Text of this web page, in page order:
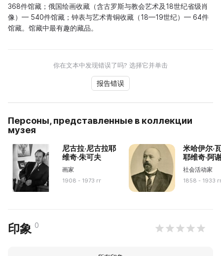
368件馆藏；俄国绘画收藏（含古罗斯与教会艺术及18世纪省级肖
像）— 540件馆藏；钟表与艺术青铜收藏（18—19世纪）— 64件
馆藏。馆藏中最有趣的藏品。
你在文本中发现错误了吗? 选择它并单击
报告错误
Персоны, представленные в коллекции
музея
尼古拉·尼古拉耶
维奇·朱可夫
画家
1908 - 1973 гг
米哈伊尔·
耶维奇·阿
社会活动家
1858 - 1933
印象 0